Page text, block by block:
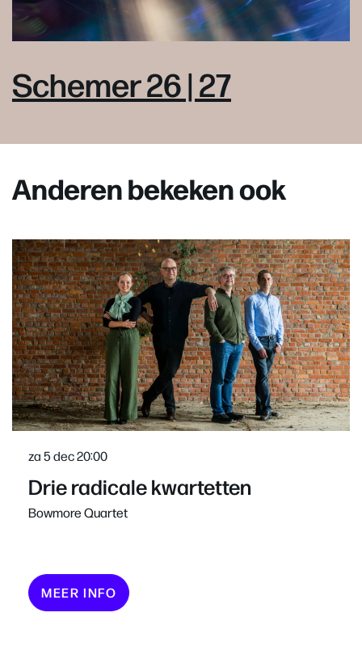
Schemer 26 | 27
Anderen bekeken ook
Drie radicale kwartetten
Bowmore Quartet
za 5 dec20:00
MEER INFO